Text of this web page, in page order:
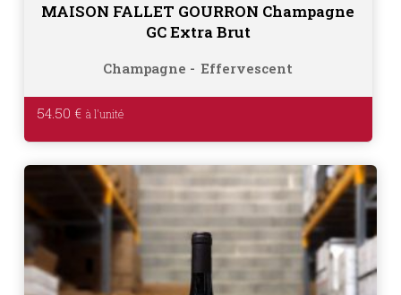
MAISON FALLET GOURRON Champagne
GC Extra Brut
Champagne Effervescent
54.50 €